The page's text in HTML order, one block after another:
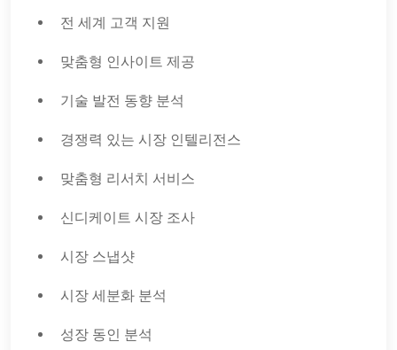
전 세계 고객 지원
맞춤형 인사이트 제공
기술 발전 동향 분석
경쟁력 있는 시장 인텔리전스
맞춤형 리서치 서비스
신디케이트 시장 조사
시장 스냅샷
시장 세분화 분석
성장 동인 분석